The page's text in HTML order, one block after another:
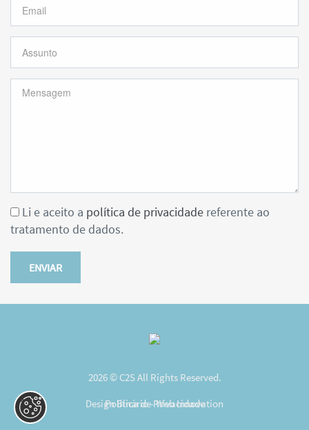
Li e aceito a política de privacidade referente ao
tratamento de dados.
ENVIAR
2026 © C2S All Rights Reserved.
Política de Privacidade
Design Binário - Web Innovation